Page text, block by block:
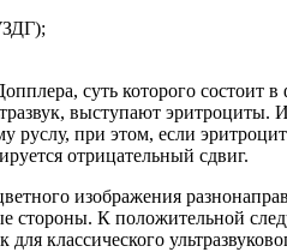
суть которого состоит
выступают эритроциты.
при этом, если
отрицательный сдвиг.
изображения
стороны. К положительной
классического